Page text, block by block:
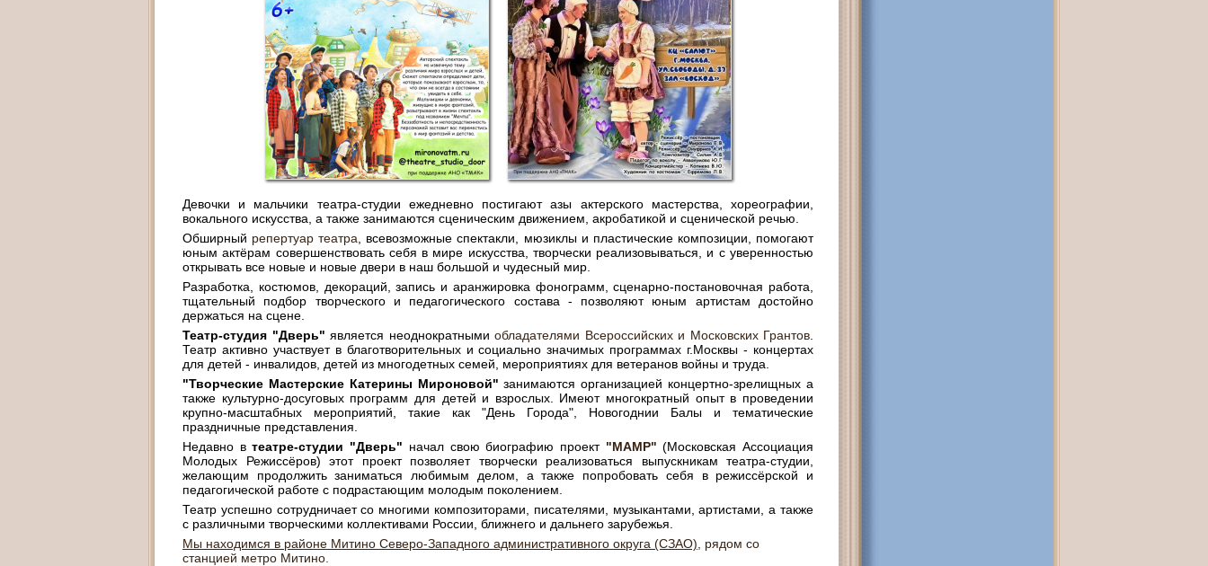
Девочки и мальчики театра-студии ежедневно постигают азы актерского мастерства, хореографии,
вокального искусства, а также занимаются сценическим движением, акробатикой и сценической речью.
Обширный репертуар театра , всевозможные спектакли, мюзиклы и пластические композиции, помогают
юным актёрам совершенствовать себя в мире искусства, творчески реализовываться, и с уверенностью
открывать все новые и новые двери в наш большой и чудесный мир.
Разработка, костюмов, декораций, запись и аранжировка фонограмм, сценарно-постановочная работа,
тщательный подбор творческого и педагогического состава - позволяют юным артистам достойно
держаться на сцене.
Театр-студия "Дверь" является неоднократными обладателями Всероссийских и Московских Грантов
Театр активно участвует в благотворительных и социально значимых программах г.Москвы - концертах
для детей - инвалидов, детей из многодетных семей, мероприятиях для ветеранов войны и труда.
"Творческие Мастерские Катерины Мироновой" занимаются организацией концертно-зрелищных а
также культурно-досуговых программ для детей и взрослых. Имеют многократный опыт в проведении
крупно-масштабных мероприятий, такие как "День Города", Новогоднии Балы и тематические
праздничные представления.
Недавно втеатре-студии "Дверь" начал свою биографию проект "МАМР" (Московская Ассоциация
Молодых Режиссёров) этот проект позволяет творчески реализоваться выпускникам театра-студии,
желающим продолжить заниматься любимым делом, а также попробовать себя в режиссёрской и
педагогической работе с подрастающим молодым поколением.
Театр успешно сотрудничает со многими композиторами, писателями, музыкантами, артистами, а также
с различными творческими коллективами России, ближнего и дальнего зарубежья.
Мы находимся в районе Митино Северо-Западного административного округа (СЗАО) , рядом со
станцией метро Митино.